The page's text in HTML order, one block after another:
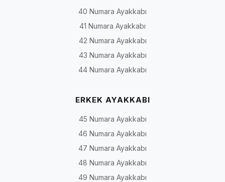
40 Numara Ayakkabı
41 Numara Ayakkabı
42 Numara Ayakkabı
43 Numara Ayakkabı
44 Numara Ayakkabı
ERKEK AYAKKABI
45 Numara Ayakkabı
46 Numara Ayakkabı
47 Numara Ayakkabı
48 Numara Ayakkabı
49 Numara Ayakkabı